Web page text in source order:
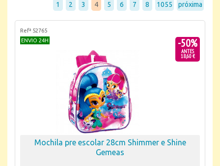
1
2 3 4 5 6 7 8 1055 próxima
Refª 52765
ENVIO 24H
-50%
ANTES
18,60 €
Mochila pre escolar 28cm Shimmer e Shine
Gemeas